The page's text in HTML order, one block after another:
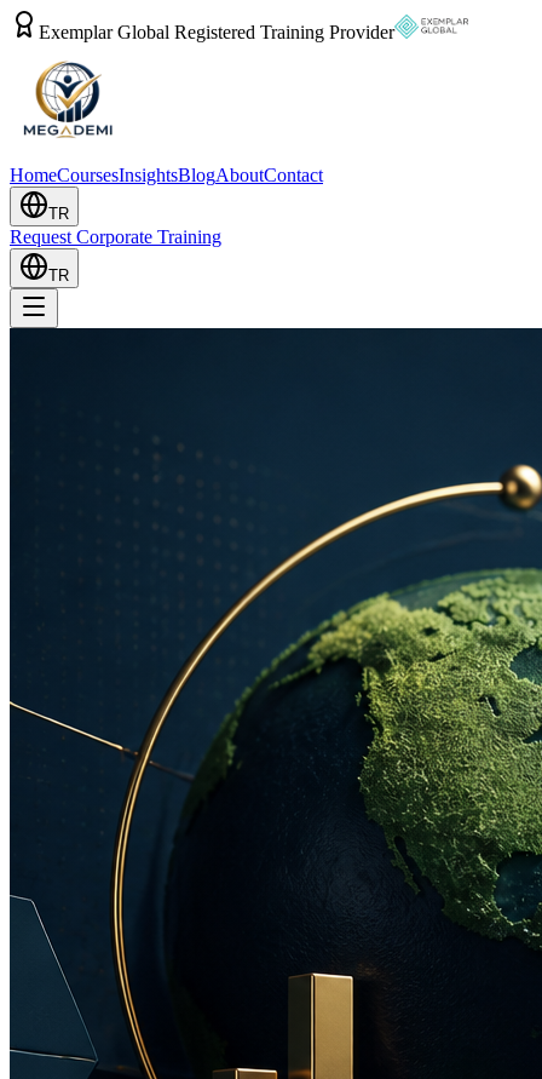
Exemplar Global Registered Training Provider
HomeCoursesInsightsBlogAboutContact
TR
Request Corporate Training
TR